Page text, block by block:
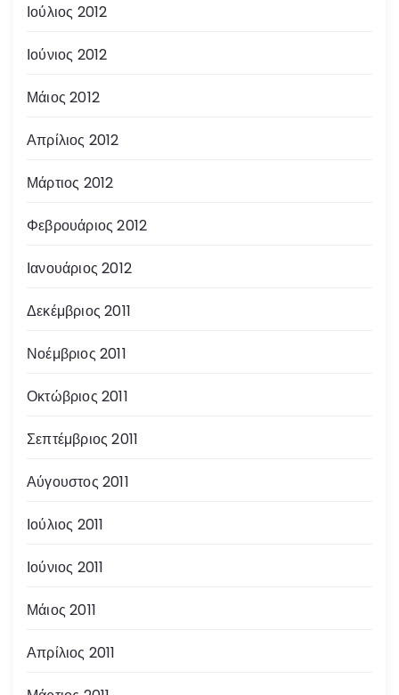
Ιούλιος 2012
Ιούνιος 2012
Μάιος 2012
Απρίλιος 2012
Μάρτιος 2012
Φεβρουάριος 2012
Ιανουάριος 2012
Δεκέμβριος 2011
Νοέμβριος 2011
Οκτώβριος 2011
Σεπτέμβριος 2011
Αύγουστος 2011
Ιούλιος 2011
Ιούνιος 2011
Μάιος 2011
Απρίλιος 2011